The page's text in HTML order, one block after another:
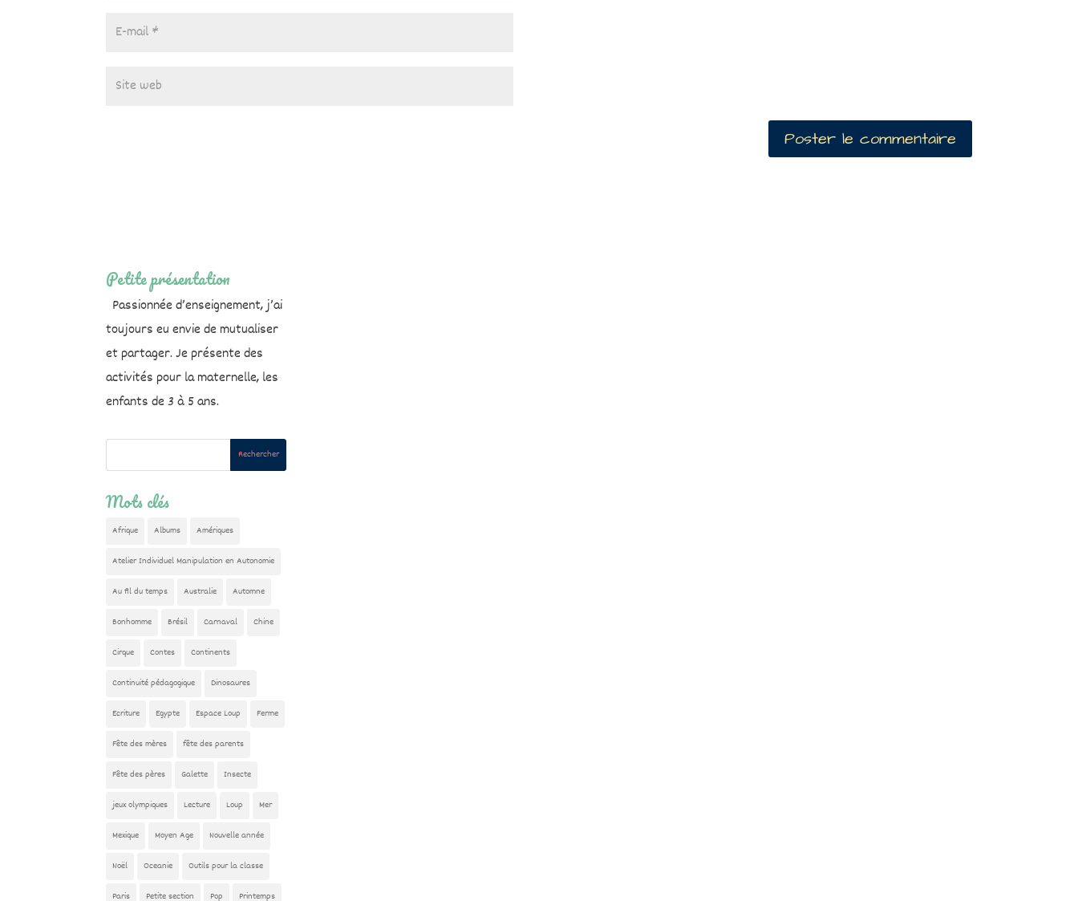
Petite présentation
Passionnée d’enseignement, j’ai
toujours eu envie de mutualiser
et partager. Je présente des
activités pour la maternelle, les
enfants de 3 à 5 ans.
Mots clés
Afrique Albums Amériques
Atelier Individuel Manipulation en Autonomie
Au fil du temps Australie Automne
Bonhomme Brésil Carnaval Chine
Cirque Contes Continents
Continuité pédagogique Dinosaures
Ecriture Egypte Espace Loup Ferme
Fête des mères fête des parents
Fête des pères Galette Insecte
jeux olympiques Lecture Loup Mer
Mexique Moyen Age Nouvelle année
Noël Oceanie Outils pour la classe
Paris Petite section Pop Printemps